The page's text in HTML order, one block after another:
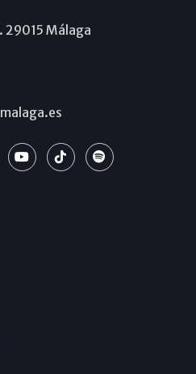
29015 Málaga